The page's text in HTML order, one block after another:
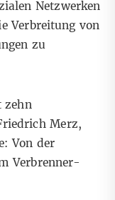
Netzwerken
Verbreitung von
zu
zehn
Merz,
Von der
Verbrenner-